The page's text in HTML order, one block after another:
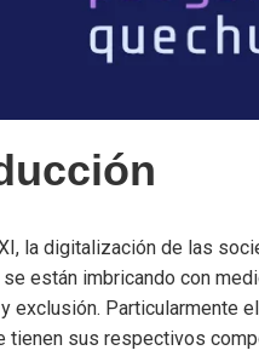
la digitalización de las
están imbricando con
exclusión. Particularmente
tienen sus respectivos